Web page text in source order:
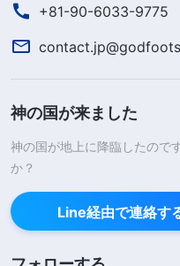
+81-90-6033-9775
神の国が来ました
神の国が地上に降臨したので
か？
Line経由で連絡す